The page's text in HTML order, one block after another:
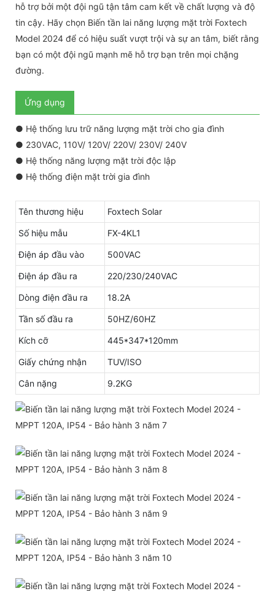
hỗ trợ bởi một đội ngũ tận tâm cam kết về chất lượng và độ
tin cậy. Hãy chọn Biến tần lai năng lượng mặt trời Foxtech
Model 2024 để có hiệu suất vượt trội và sự an tâm, biết rằng
bạn có một đội ngũ mạnh mẽ hỗ trợ bạn trên mọi chặng
đường.
Ứng dụng
● Hệ thống lưu trữ năng lượng mặt trời cho gia đình
● 230VAC, 110V/ 120V/ 220V/ 230V/ 240V
● Hệ thống năng lượng mặt trời độc lập
● Hệ thống điện mặt trời gia đình
Tên thương hiệu Foxtech Solar
Số hiệu mẫu FX-4KL1
Điện áp đầu vào 500VAC
Điện áp đầu ra 220/230/240VAC
Dòng điện đầu ra 18.2A
Tần số đầu ra 50HZ/60HZ
Kích cỡ 445*347*120mm
Giấy chứng nhận TUV/ISO
Cân nặng 9.2KG